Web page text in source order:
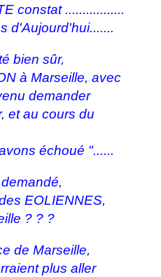
constat .................
d'Aujourd'hui.......
bien sûr,
à Marseille, avec
demander
et au cours du
échoué "......
demandé,
EOLIENNES,
? ? ?
de Marseille,
plus aller